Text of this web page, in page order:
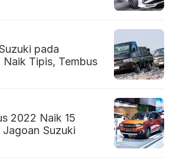
pada
Tipis, Tembus
2022 Naik 15
Jagoan Suzuki